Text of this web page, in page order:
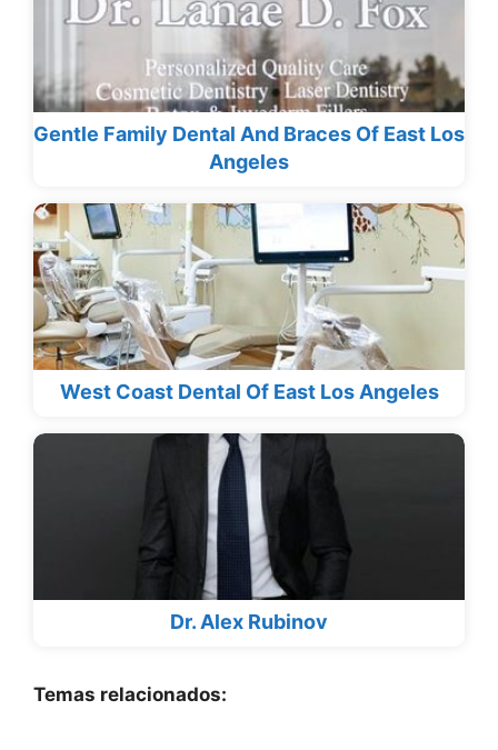
Gentle Family Dental And Braces Of East Los
Angeles
West Coast Dental Of East Los Angeles
Dr. Alex Rubinov
Temas relacionados: